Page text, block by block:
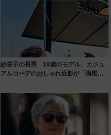
紗栄子の長男 18歳のモデル、カジュ
アルコーデのおしゃれ近影が「両親の